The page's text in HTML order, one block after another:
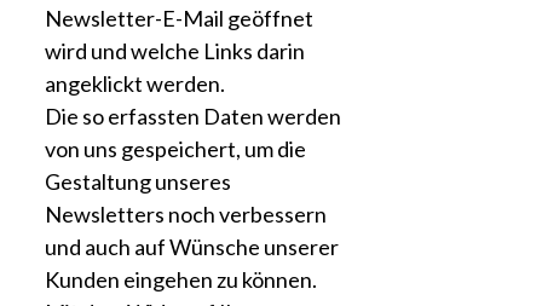
Newsletter-E-Mail geöffnet
wird und welche Links darin
angeklickt werden.
Die so erfassten Daten werden
von uns gespeichert, um die
Gestaltung unseres
Newsletters noch verbessern
und auch auf Wünsche unserer
Kunden eingehen zu können.